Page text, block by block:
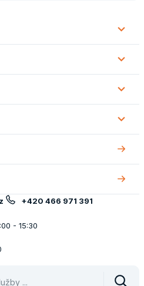
O
+420 466 971 391
- 15:30